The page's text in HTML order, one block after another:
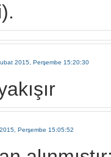
2015, Perşembe 15:20:30
Perşembe 15:05:52